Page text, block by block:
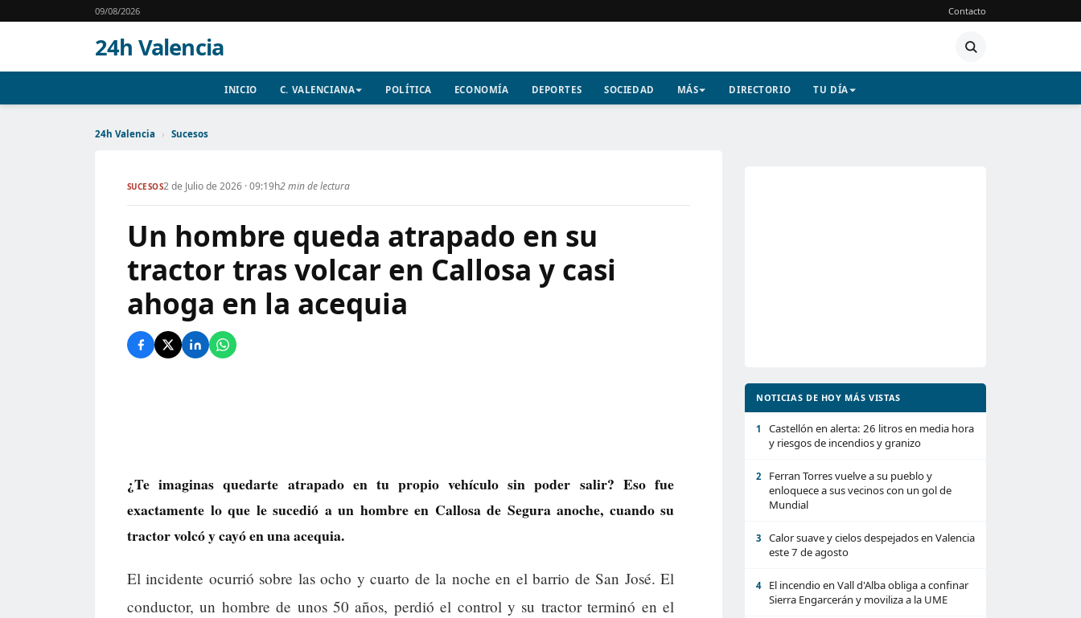
09/08/2026 Contacto
24h Valencia
INICIO C. VALENCIANA POLÍTICA ECONOMÍA DEPORTES SOCIEDAD MÁS DIRECTORIO TU DÍA
24h Valencia › Sucesos
SUCESOS2 de Julio de 2026 · 09:19h2 min de lectura
Un hombre queda atrapado en su
tractor tras volcar en Callosa y casi
ahoga en la acequia
¿Te imaginas quedarte atrapado en tu propio vehículo sin poder salir? Eso fue
exactamente lo que le sucedió a un hombre en Callosa de Segura anoche, cuando su
tractor volcó y cayó en una acequia.
El incidente ocurrió sobre las ocho y cuarto de la noche en el barrio de San José. El
conductor, un hombre de unos 50 años, perdió el control y su tractor terminó en el
NOTICIAS DE HOY MÁS VISTAS
1
Castellón en alerta: 26 litros en media hora
y riesgos de incendios y granizo
2
Ferran Torres vuelve a su pueblo y
enloquece a sus vecinos con un gol de
Mundial
3
Calor suave y cielos despejados en Valencia
este 7 de agosto
4
El incendio en Vall d'Alba obliga a confinar
Sierra Engarcerán y moviliza a la UME